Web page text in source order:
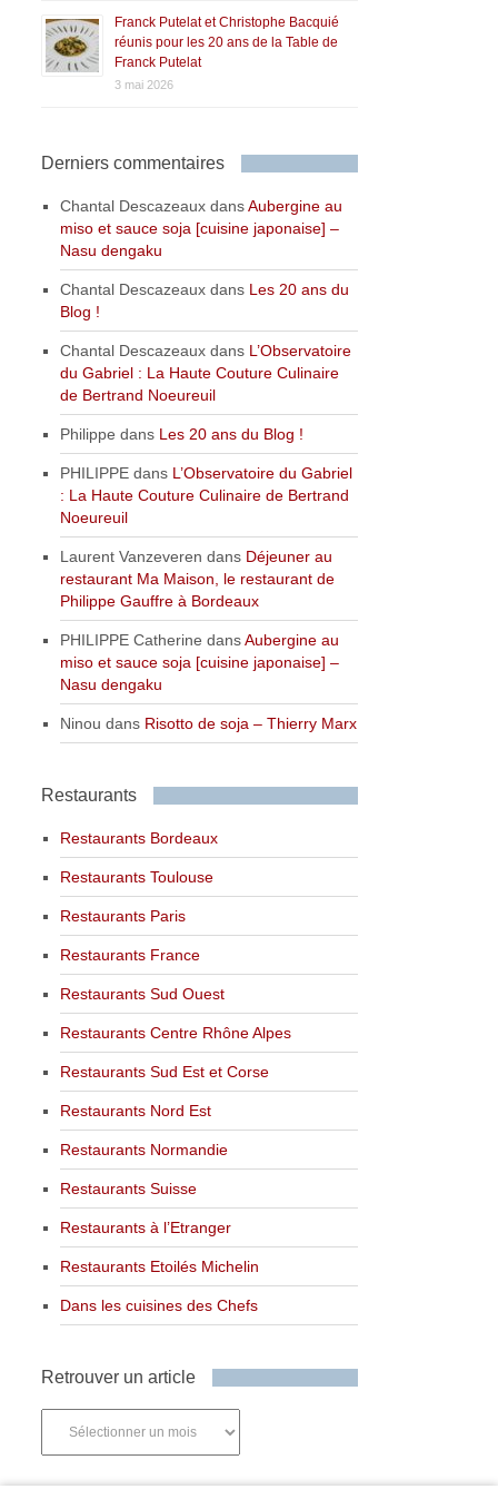
Franck Putelat et Christophe Bacquié
réunis pour les 20 ans de la Table de
Franck Putelat
3 mai 2026
Derniers commentaires
Chantal Descazeaux dansAubergine au
miso et sauce soja [cuisine japonaise] –
Nasu dengaku
Chantal Descazeaux dans Les 20 ans du
Blog !
Chantal Descazeaux dans L’Observatoire
du Gabriel : La Haute Couture Culinaire
de Bertrand Noeureuil
Philippe dans Les 20 ans du Blog !
PHILIPPE dans L’Observatoire du Gabriel
: La Haute Couture Culinaire de Bertrand
Noeureuil
Laurent Vanzeveren dans Déjeuner au
restaurant Ma Maison, le restaurant de
Philippe Gauffre à Bordeaux
PHILIPPE Catherine dansAubergine au
miso et sauce soja [cuisine japonaise] –
Nasu dengaku
Ninou dans Risotto de soja – Thierry Marx
Restaurants
Restaurants Bordeaux
Restaurants Toulouse
Restaurants Paris
Restaurants France
Restaurants Sud Ouest
Restaurants Centre Rhône Alpes
Restaurants Sud Est et Corse
Restaurants Nord Est
Restaurants Normandie
Restaurants Suisse
Restaurants à l’Etranger
Restaurants Etoilés Michelin
Dans les cuisines des Chefs
Retrouver un article